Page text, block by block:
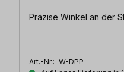
Präzise Winkel an der
Art.-Nr.: W-DPP